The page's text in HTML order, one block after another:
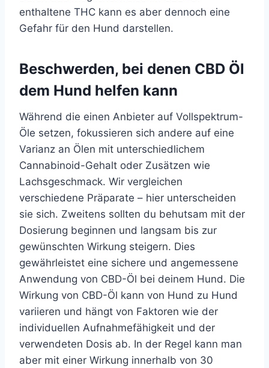
enthaltene THC kann es aber dennoch eine
Gefahr für den Hund darstellen.
Beschwerden, bei denen CBD Öl
dem Hund helfen kann
Während die einen Anbieter auf Vollspektrum-
Öle setzen, fokussieren sich andere auf eine
Varianz an Ölen mit unterschiedlichem
Cannabinoid-Gehalt oder Zusätzen wie
Lachsgeschmack. Wir vergleichen
verschiedene Präparate – hier unterscheiden
sie sich. Zweitens sollten du behutsam mit der
Dosierung beginnen und langsam bis zur
gewünschten Wirkung steigern. Dies
gewährleistet eine sichere und angemessene
Anwendung von CBD-Öl bei deinem Hund. Die
Wirkung von CBD-Öl kann von Hund zu Hund
variieren und hängt von Faktoren wie der
individuellen Aufnahmefähigkeit und der
verwendeten Dosis ab. In der Regel kann man
aber mit einer Wirkung innerhalb von 30